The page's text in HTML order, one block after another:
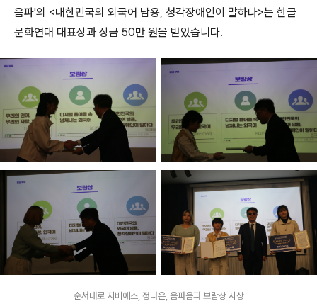
음파'의 <대한민국의 외국어 남용, 청각장애인이 말하다>는 한글
문화연대 대표상과 상금 50만 원을 받았습니다.
순서대로 지비에스, 정다은, 음파음파 보람상 시상